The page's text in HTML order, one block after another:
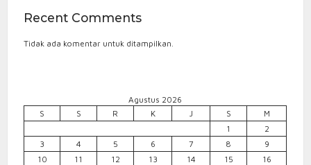
Recent Comments
Tidak ada komentar untuk ditampilkan.
Agustus 2026
S
S R K J S
M
1
2
3
4 5 6 7 8
9
10
11 12 13 14 15
16